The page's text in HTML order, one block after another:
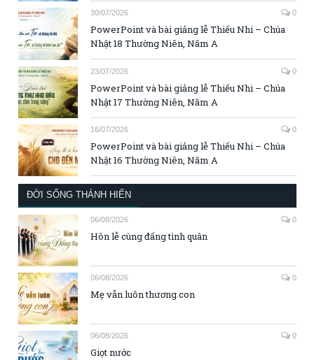
30/07/2026 0
PowerPoint và bài giảng lễ Thiếu Nhi – Chúa
Nhật 18 Thường Niên, Năm A
23/07/2026 0
PowerPoint và bài giảng lễ Thiếu Nhi – Chúa
Nhật 17 Thường Niên, Năm A
16/07/2026 0
PowerPoint và bài giảng lễ Thiếu Nhi – Chúa
Nhật 16 Thường Niên, Năm A
ĐỜI SỐNG THÁNH HIẾN
06/08/2026 0
Hôn lễ cùng đấng tình quân
06/08/2026 0
Mẹ vẫn luôn thương con
06/08/2026 0
Giọt nước